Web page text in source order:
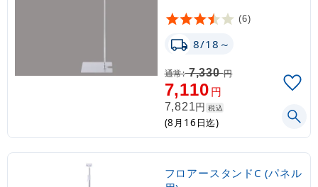
(6)
8/18～
通常:7,330円
7,110円
7,821円 税込
(8月16日迄)
フロアースタンドC (パネル